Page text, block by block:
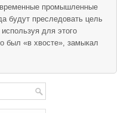
промышленные
будут преследовать цель
для этого
был «в хвосте», замыкал